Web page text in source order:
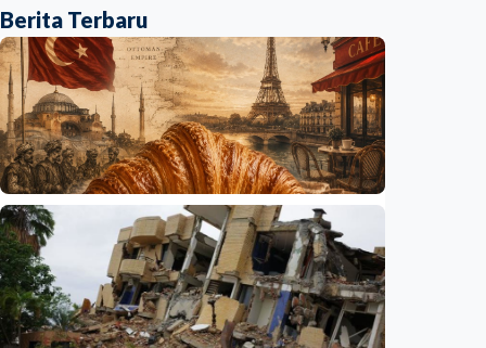
Berita Terbaru
Humaniora
Kisah – Croissant ternyata menyimpan kisah
perang Islam dan Eropa yang jarang
diceritakan
Indonesia•05 Aug 2026